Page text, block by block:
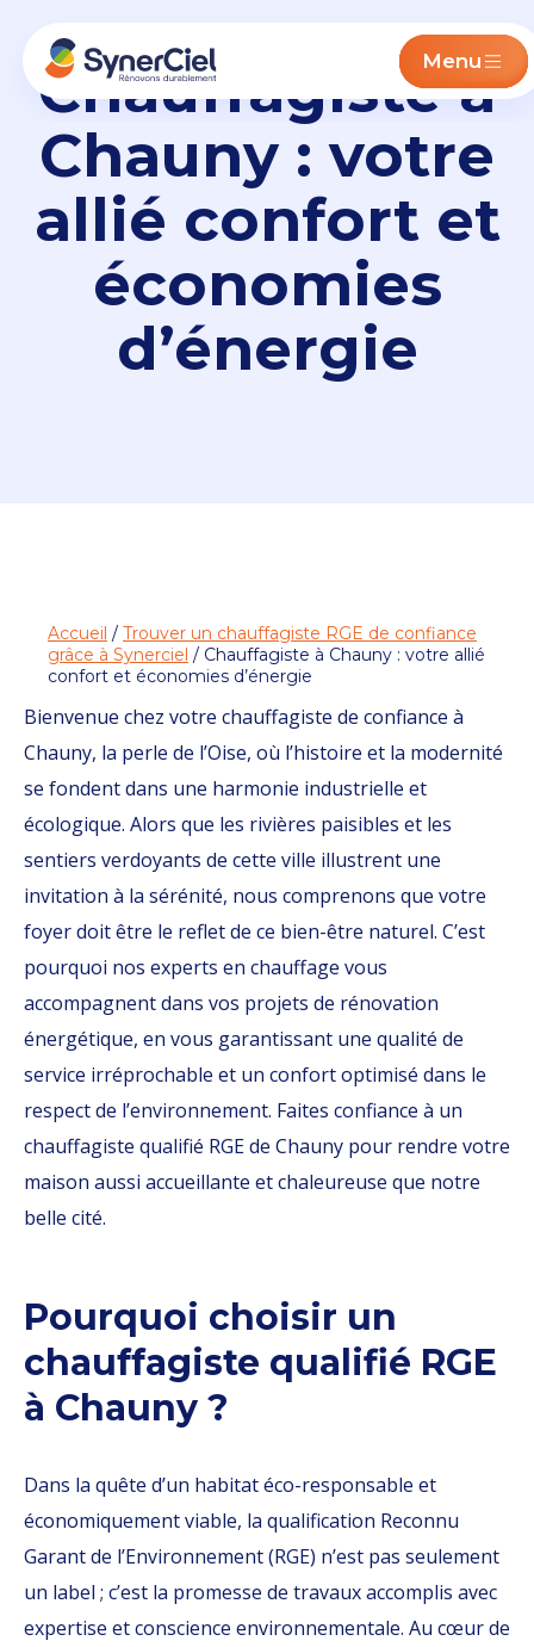
Menu
Chauffagiste à
Chauny : votre
allié confort et
économies
d’énergie
Accueil / Trouver un chauffagiste RGE de confiance
grâce à Synerciel / Chauffagiste à Chauny : votre allié
confort et économies d’énergie
Bienvenue chez votre chauffagiste de confiance à
Chauny, la perle de l’Oise, où l’histoire et la modernité
se fondent dans une harmonie industrielle et
écologique. Alors que les rivières paisibles et les
sentiers verdoyants de cette ville illustrent une
invitation à la sérénité, nous comprenons que votre
foyer doit être le reflet de ce bien-être naturel. C’est
pourquoi nos experts en chauffage vous
accompagnent dans vos projets de rénovation
énergétique, en vous garantissant une qualité de
service irréprochable et un confort optimisé dans le
respect de l’environnement. Faites confiance à un
chauffagiste qualifié RGE de Chauny pour rendre votre
maison aussi accueillante et chaleureuse que notre
belle cité.
Pourquoi choisir un
chauffagiste qualifié RGE
à Chauny ?
Dans la quête d’un habitat éco-responsable et
économiquement viable, la qualification Reconnu
Garant de l’Environnement (RGE) n’est pas seulement
un label ; c’est la promesse de travaux accomplis avec
expertise et conscience environnementale. Au cœur de